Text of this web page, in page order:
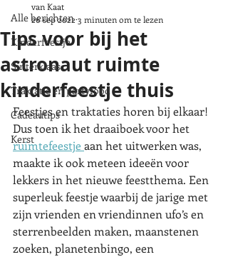
Alle berichten
Kinderfeestje
Sinterklaas
Traktatie en partyfood
Cadeautips
Kerst
Tips voor bij het
astronaut ruimte
kinderfeestje thuis
van Kaat
26 sep 2022 3 minuten om te lezen
Feestjes en traktaties horen bij elkaar!
Dus toen ik het draaiboek voor het
ruimtefeestje aan het uitwerken was,
maakte ik ook meteen ideeën voor
lekkers in het nieuwe feestthema. Een
superleuk feestje waarbij de jarige met
zijn vrienden en vriendinnen ufo’s en
sterrenbeelden maken, maanstenen
zoeken, planetenbingo, een